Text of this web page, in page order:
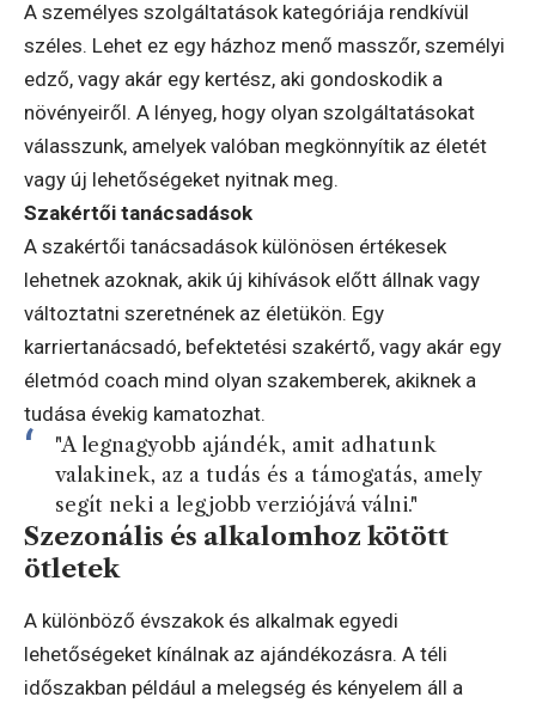
A személyes szolgáltatások kategóriája rendkívül
széles. Lehet ez egy házhoz menő masszőr, személyi
edző, vagy akár egy kertész, aki gondoskodik a
növényeiről. A lényeg, hogy olyan szolgáltatásokat
válasszunk, amelyek valóban megkönnyítik az életét
vagy új lehetőségeket nyitnak meg.
Szakértői tanácsadások
A szakértői tanácsadások különösen értékesek
lehetnek azoknak, akik új kihívások előtt állnak vagy
változtatni szeretnének az életükön. Egy
karriertanácsadó, befektetési szakértő, vagy akár egy
életmód coach mind olyan szakemberek, akiknek a
tudása évekig kamatozhat.
"A legnagyobb ajándék, amit adhatunk
valakinek, az a tudás és a támogatás, amely
segít neki a legjobb verziójává válni."
Szezonális és alkalomhoz kötött
ötletek
A különböző évszakok és alkalmak egyedi
lehetőségeket kínálnak az ajándékozásra. A téli
időszakban például a melegség és kényelem áll a